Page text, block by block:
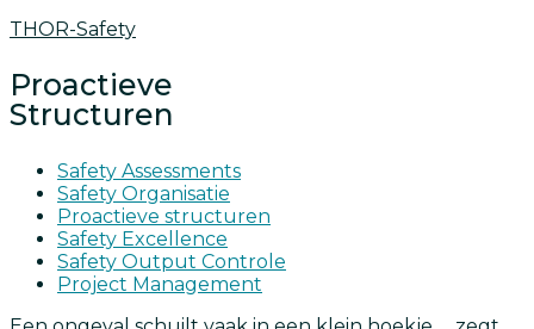
THOR-Safety
Proactieve
Structuren
Safety Assessments
Safety Organisatie
Proactieve structuren
Safety Excellence
Safety Output Controle
Project Management